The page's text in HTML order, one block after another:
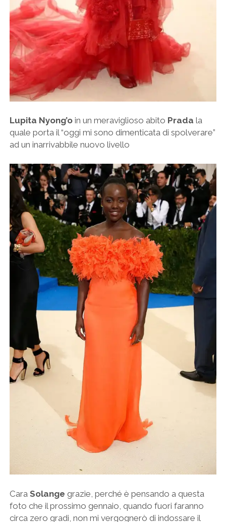
Lupita Nyong’oin un meraviglioso abito Prada la
quale porta il “oggi mi sono dimenticata di spolverare”
ad un inarrivabbile nuovo livello
Cara Solange grazie, perché è pensando a questa
foto che il prossimo gennaio, quando fuori faranno
circa zero gradi, non mi vergognerò di indossare il